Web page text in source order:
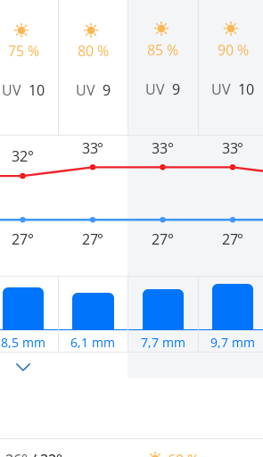
75 %
UV 10
27°
32°
8,5 mm
80 %
UV 9
27°
33°
6,1 mm
85 %
UV9
27°
33°
7,7 mm
90 %
UV 10
27°
33°
9,7 mm